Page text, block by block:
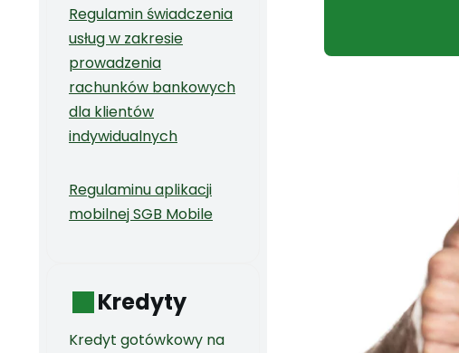
Regulamin świadczenia
usług w zakresie
prowadzenia
rachunków bankowych
dla klientów
indywidualnych
Regulaminu aplikacji
mobilnej SGB Mobile
Kredyty
Kredyt gotówkowy na